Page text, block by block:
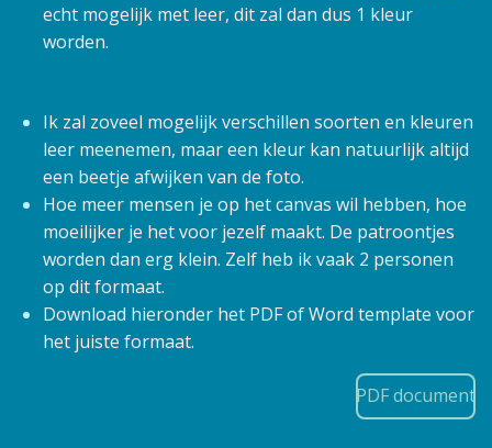
echt mogelijk met leer, dit zal dan dus 1 kleur
worden.
Ik zal zoveel mogelijk verschillen soorten en kleuren
leer meenemen, maar een kleur kan natuurlijk altijd
een beetje afwijken van de foto.
Hoe meer mensen je op het canvas wil hebben, hoe
moeilijker je het voor jezelf maakt. De patroontjes
worden dan erg klein. Zelf heb ik vaak 2 personen
op dit formaat.
Download hieronder het PDF of Word template voor
het juiste formaat.
PDF document